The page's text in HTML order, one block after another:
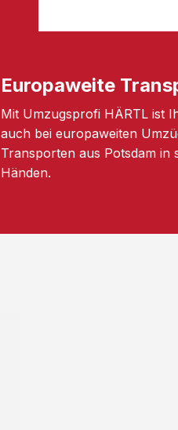
Europaweite
Mit Umzugsprofi HÄRTL ist
auch bei europaweiten
Transporten aus Potsdam in
Händen.